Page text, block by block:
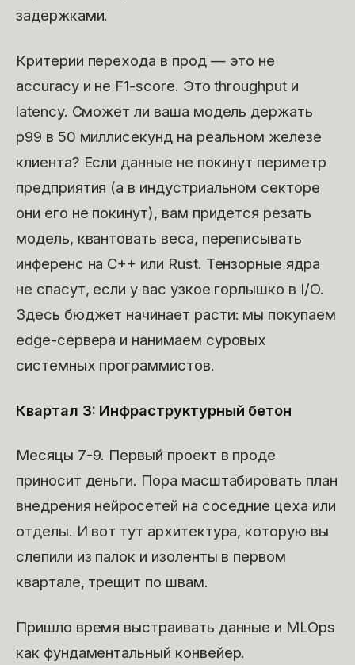
задержками.
Критерии перехода в прод — это не
accuracy и не F1-score. Это throughput и
latency. Сможет ли ваша модель держать
p99 в 50 миллисекунд на реальном железе
клиента? Если данные не покинут периметр
предприятия (а в индустриальном секторе
они его не покинут), вам придется резать
модель, квантовать веса, переписывать
инференс на C++ или Rust. Тензорные ядра
не спасут, если у вас узкое горлышко в I/O.
Здесь бюджет начинает расти: мы покупаем
edge-сервера и нанимаем суровых
системных программистов.
Квартал 3: Инфраструктурный бетон
Месяцы 7-9. Первый проект в проде
приносит деньги. Пора масштабировать план
внедрения нейросетей на соседние цеха или
отделы. И вот тут архитектура, которую вы
слепили из палок и изоленты в первом
квартале, трещит по швам.
Пришло время выстраивать данные и MLOps
как фундаментальный конвейер.